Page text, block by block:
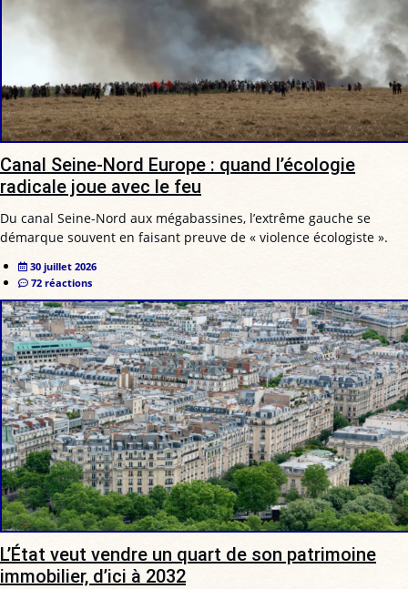
Canal Seine-Nord Europe : quand l’écologie
radicale joue avec le feu
Du canal Seine-Nord aux mégabassines, l’extrême gauche se
démarque souvent en faisant preuve de « violence écologiste ».
30 juillet 2026
72 réactions
L’État veut vendre un quart de son patrimoine
immobilier, d’ici à 2032